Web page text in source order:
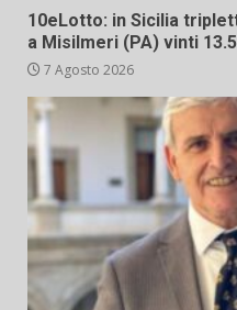
10eLotto: in Sicilia
a Misilmeri (PA) vinti
7 Agosto 2026